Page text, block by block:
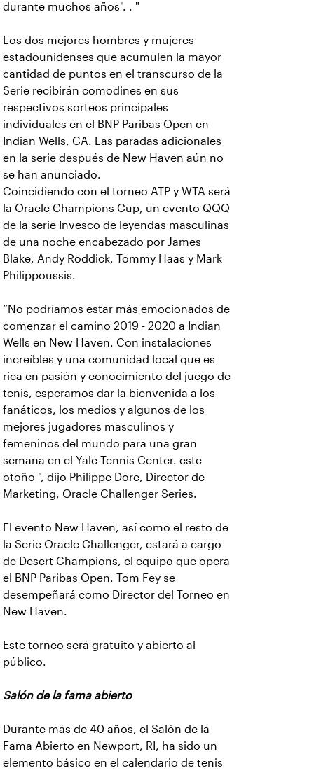
durante muchos años". . "
Los dos mejores hombres y mujeres
estadounidenses que acumulen la mayor
cantidad de puntos en el transcurso de la
Serie recibirán comodines en sus
respectivos sorteos principales
individuales en el BNP Paribas Open en
Indian Wells, CA. Las paradas adicionales
en la serie después de New Haven aún no
se han anunciado.
Coincidiendo con el torneo ATP y WTA será
la Oracle Champions Cup, un evento QQQ
de la serie Invesco de leyendas masculinas
de una noche encabezado por James
Blake, Andy Roddick, Tommy Haas y Mark
Philippoussis.
“No podríamos estar más emocionados de
comenzar el camino 2019 - 2020 a Indian
Wells en New Haven. Con instalaciones
increíbles y una comunidad local que es
rica en pasión y conocimiento del juego de
tenis, esperamos dar la bienvenida a los
fanáticos, los medios y algunos de los
mejores jugadores masculinos y
femeninos del mundo para una gran
semana en el Yale Tennis Center. este
otoño ", dijo Philippe Dore, Director de
Marketing, Oracle Challenger Series.
El evento New Haven, así como el resto de
la Serie Oracle Challenger, estará a cargo
de Desert Champions, el equipo que opera
el BNP Paribas Open. Tom Fey se
desempeñará como Director del Torneo en
New Haven.
Este torneo será gratuito y abierto al
público.
Salón de la fama abierto
Durante más de 40 años, el Salón de la
Fama Abierto en Newport, RI, ha sido un
elemento básico en el calendario de tenis